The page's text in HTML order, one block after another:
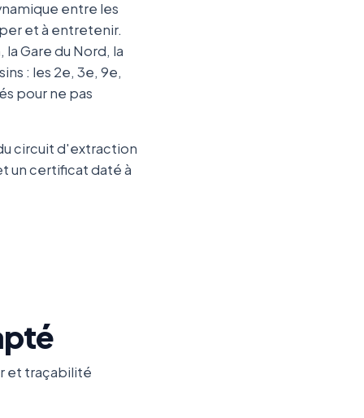
entre les
et à entretenir.
Gare du Nord, la
: les 2e, 3e, 9e,
pour ne pas
circuit d'extraction
un certificat daté à
et traçabilité